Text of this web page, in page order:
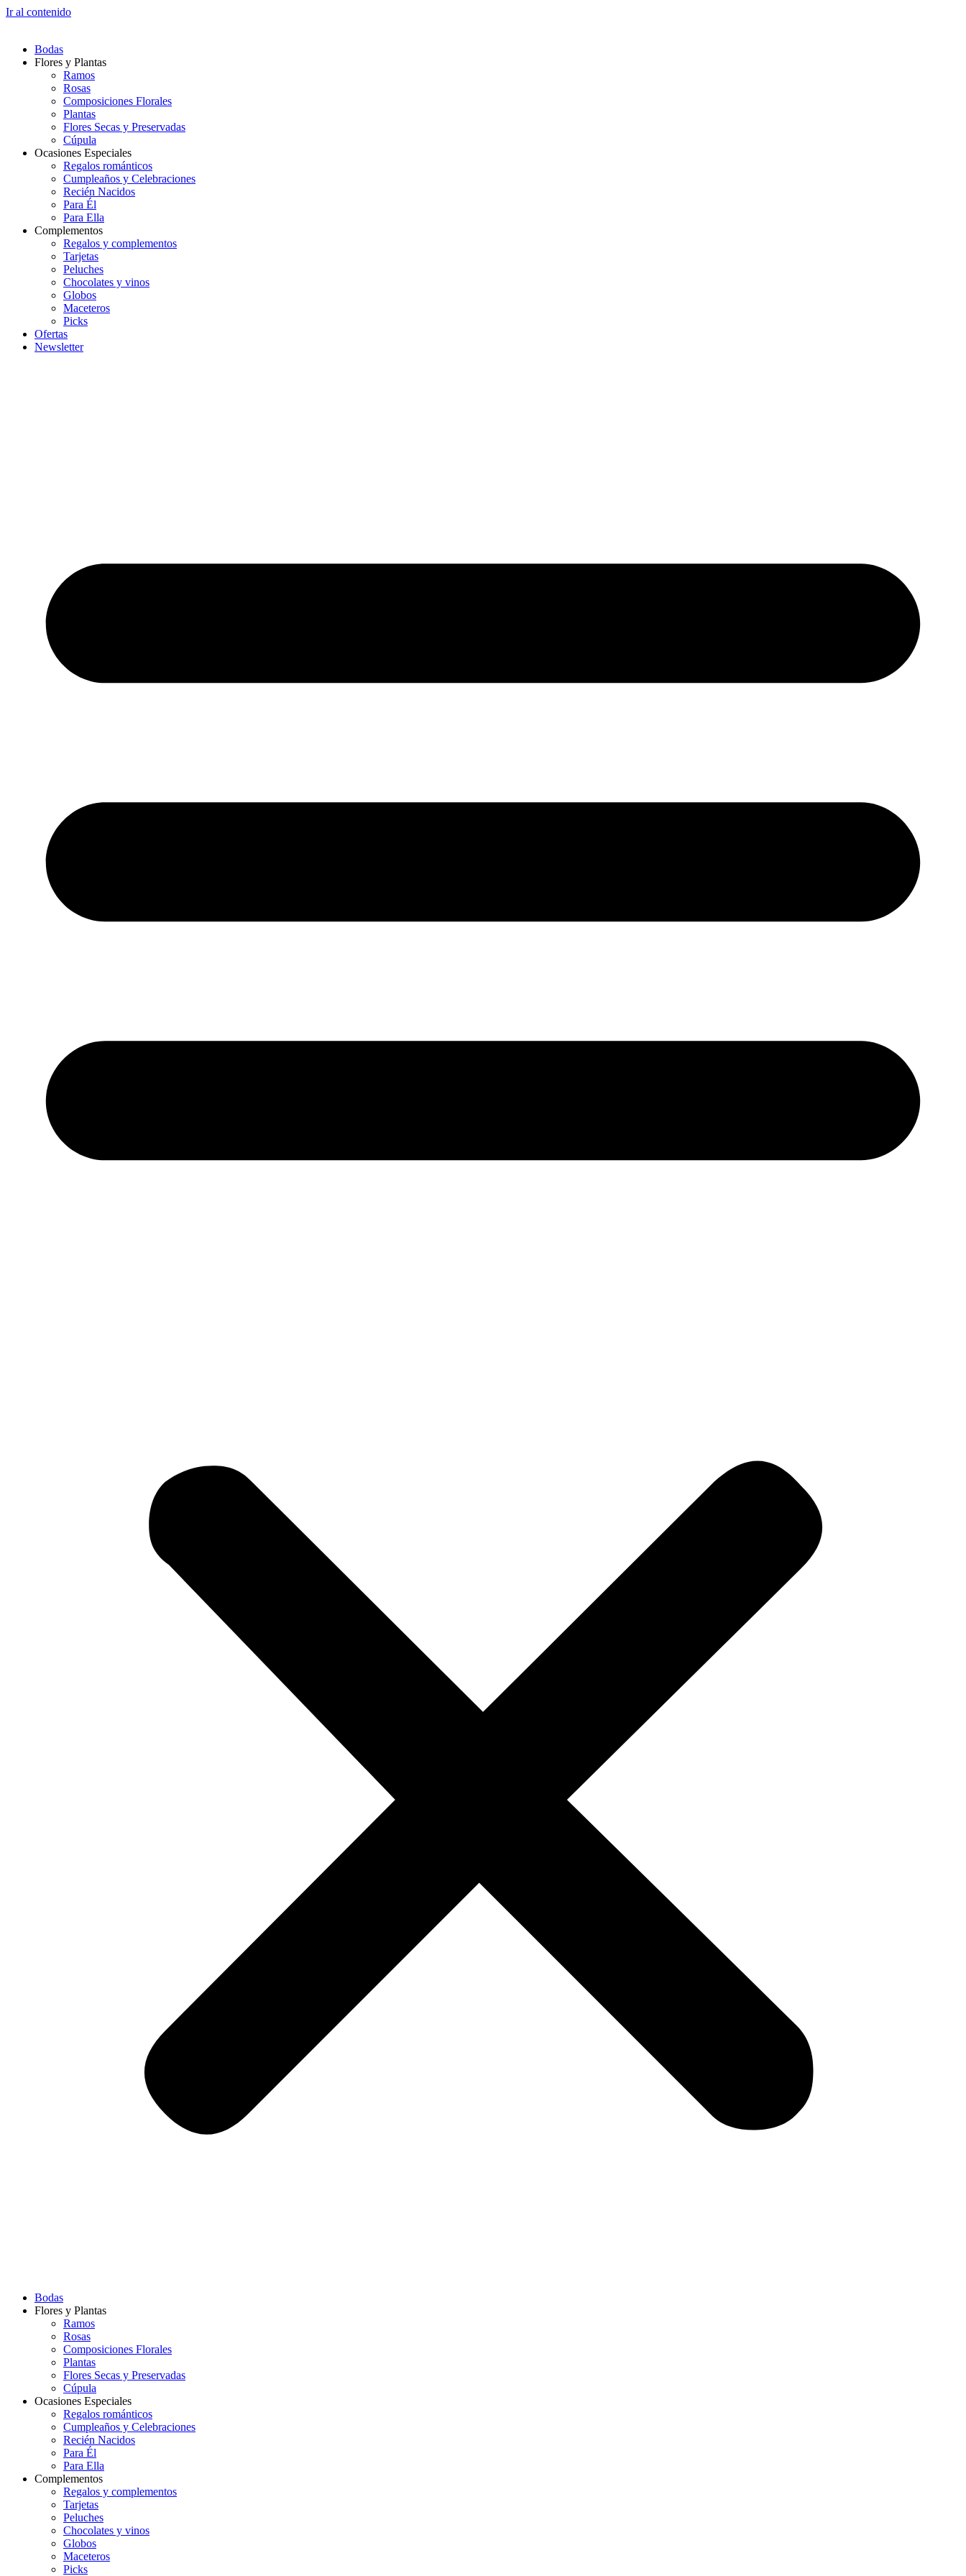
Ir al contenido
Bodas
Flores y Plantas
Ramos
Rosas
Composiciones Florales
Plantas
Flores Secas y Preservadas
Cúpula
Ocasiones Especiales
Regalos románticos
Cumpleaños y Celebraciones
Recién Nacidos
Para Él
Para Ella
Complementos
Regalos y complementos
Tarjetas
Peluches
Chocolates y vinos
Globos
Maceteros
Picks
Ofertas
Newsletter
Bodas
Flores y Plantas
Ramos
Rosas
Composiciones Florales
Plantas
Flores Secas y Preservadas
Cúpula
Ocasiones Especiales
Regalos románticos
Cumpleaños y Celebraciones
Recién Nacidos
Para Él
Para Ella
Complementos
Regalos y complementos
Tarjetas
Peluches
Chocolates y vinos
Globos
Maceteros
Picks